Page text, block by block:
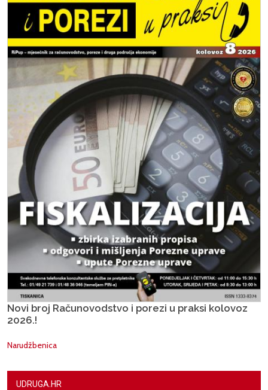
Novi broj Računovodstvo i porezi u praksi kolovoz
2026.!
Narudžbenica
UDRUGA.HR